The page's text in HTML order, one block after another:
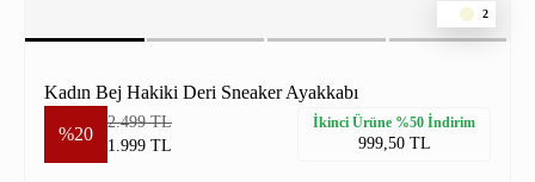
2
Kadın Bej Hakiki Deri Sneaker Ayakkabı
%20
2.499 TL
1.999 TL
İkinci Ürüne %50 İndirim
999,50 TL